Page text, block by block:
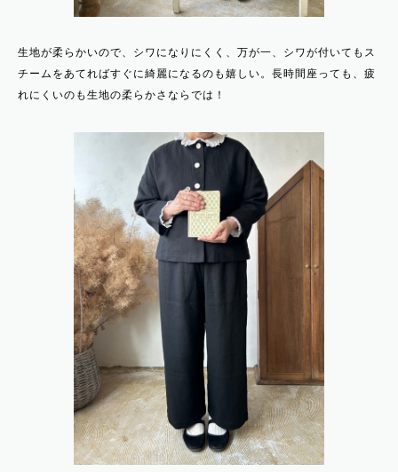
生地が柔らかいので、シワになりにくく、万が一、シワが付いてもス
チームをあてればすぐに綺麗になるのも嬉しい。長時間座っても、疲
れにくいのも生地の柔らかさならでは！